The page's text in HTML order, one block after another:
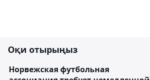
Оқи отырыңыз
Норвежская футбольная